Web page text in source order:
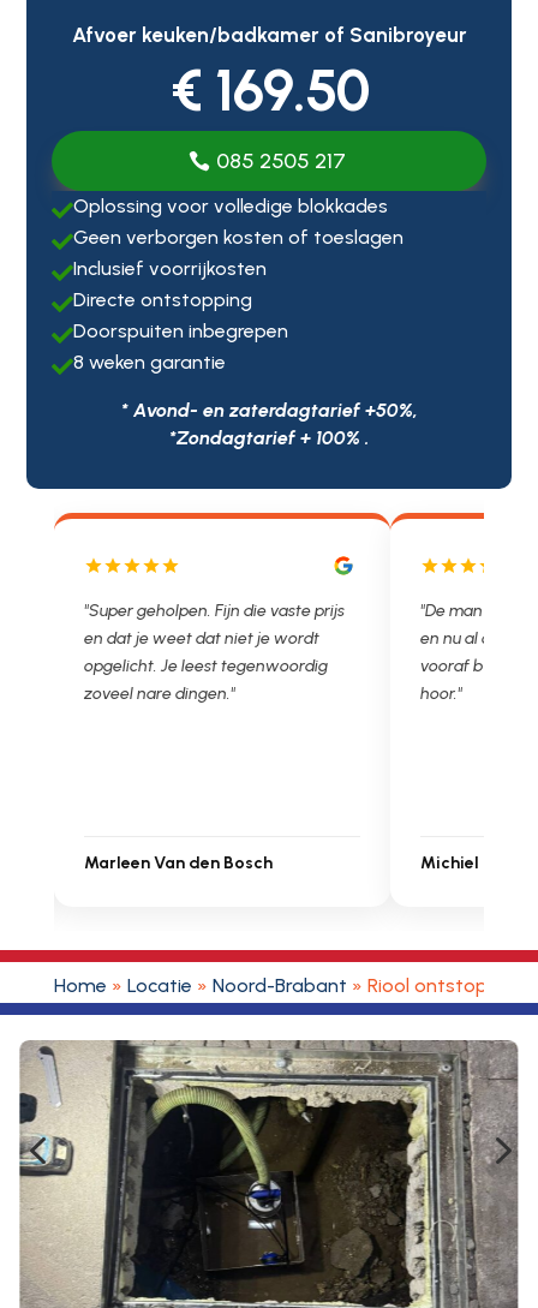
Afvoer keuken/badkamer of Sanibroyeur
€ 169.50
085 2505 217
Oplossing voor volledige blokkades
Geen verborgen kosten of toeslagen
Inclusief voorrijkosten
Directe ontstopping
Doorspuiten inbegrepen
8 weken garantie
* Avond- en zaterdagtarief +50%,
*Zondagtarief + 100% .
"De man rijden net weg. 11.00 gebeld
en nu al opgelost voor een vast en
vooraf besproken tarief. Lekker
hoor."
Michiel Uitdenbongerd
"Wat een fijn
met een
je niet zo goed
Ontstoppen.nl
Sarah Touat
Home » Locatie » Noord-Brabant » Riool ontstoppen
4 5